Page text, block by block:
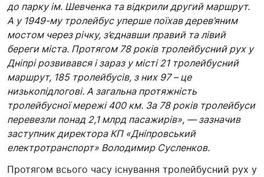
до парку ім. Шевченка та відкрили другий маршрут.
А у 1949-му тролейбус уперше поїхав дерев’яним
мостом через річку, з’єднавши правий та лівий
береги міста. Протягом 78 років тролейбусний рух у
Дніпрі розвивався і зараз у місті 21 тролейбусний
маршрут, 185 тролейбусів, з них 97 – це
низькопідлогові. А загальна протяжність
тролейбусної мережі 400 км. За 78 років тролейбуси
перевезли понад 2,1 млрд пасажирів», — зазначив
заступник директора КП «Дніпровський
електротранспорт» Володимир Сусленков.
Протягом всього часу існування тролейбусний рух у